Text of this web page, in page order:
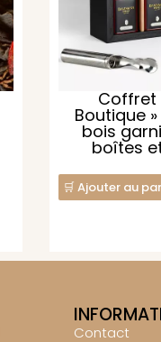
Coffret
Boutique
bois
boîtes
Ajouter au
Contact